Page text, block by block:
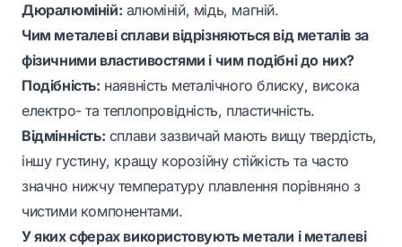
Дюралюміній: алюміній, мідь, магній.
Чим металеві сплави відрізняються від металів за
фізичними властивостями і чим подібні до них?
Подібність: наявність металічного блиску, висока
електро- та теплопровідність, пластичність.
Відмінність: сплави зазвичай мають вищу твердість,
іншу густину, кращу корозійну стійкість та часто
значно нижчу температуру плавлення порівняно з
чистими компонентами.
У яких сферах використовують метали і металеві